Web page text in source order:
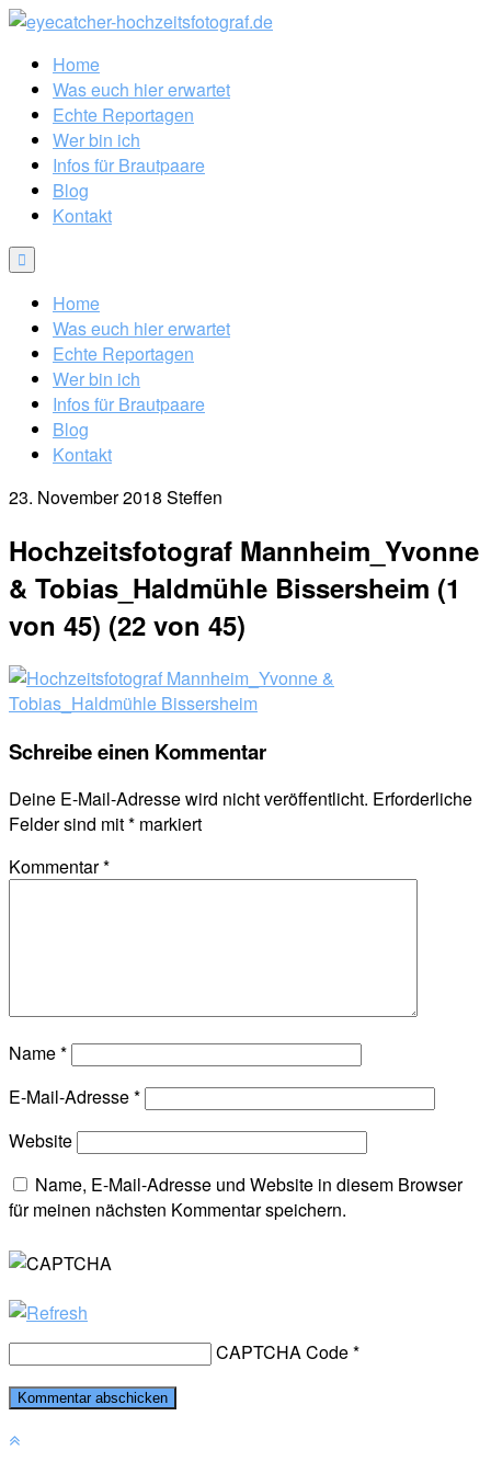
Home
Was euch hier erwartet
Echte Reportagen
Wer bin ich
Infos für Brautpaare
Blog
Kontakt
Home
Was euch hier erwartet
Echte Reportagen
Wer bin ich
Infos für Brautpaare
Blog
Kontakt
23. November 2018 Steffen
Hochzeitsfotograf Mannheim_Yvonne
& Tobias_Haldmühle Bissersheim (1
von 45) (22 von 45)
Schreibe einen Kommentar
Deine E-Mail-Adresse wird nicht veröffentlicht. Erforderliche
Felder sind mit* markiert
Kommentar*
Name*
E-Mail-Adresse*
Website
Name, E-Mail-Adresse und Website in diesem Browser
für meinen nächsten Kommentar speichern.
CAPTCHA Code*